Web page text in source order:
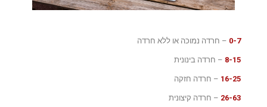
0-7 – חרדה נמוכה או ללא חרדה
8-15 – חרדה בינונית
16-25 – חרדה חזקה
26-63 – חרדה קיצונית